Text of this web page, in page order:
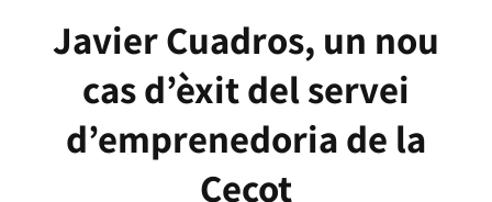
Javier Cuadros, un nou
cas d’èxit del servei
d’emprenedoria de la
Cecot